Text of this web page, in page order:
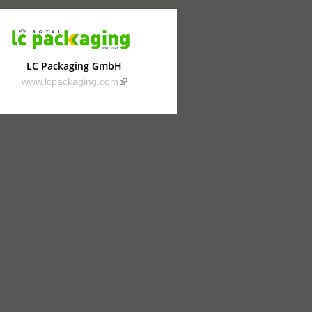
LC Packaging GmbH
www.lcpackaging.com(link is external)